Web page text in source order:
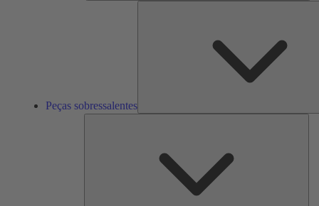
Peças sobressalentes